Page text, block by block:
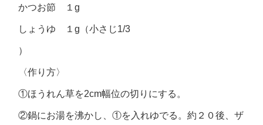
かつお節 １g
しょうゆ １g（小さじ1/3
）
〈作り方〉
①ほうれん草を2cm幅位の切りにする。
②鍋にお湯を沸かし、①を入れゆでる。約２０後、ザ